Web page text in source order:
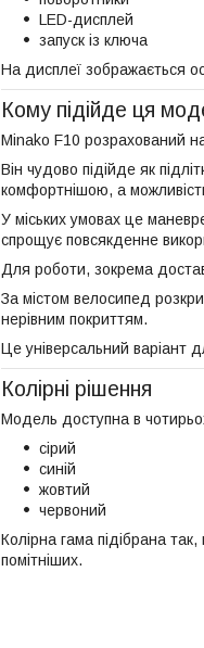
LED-дисплей
запуск із ключа
На дисплеї зображається
Кому підійде ця
Minako F10 розрахований
Він чудово підійде як
комфортнішою, а
У міських умовах це
спрощує повсякденне
Для роботи, зокрема
За містом велосипед
нерівним покриттям.
Це універсальний варіант
Колірні рішення
Модель доступна в
сірий
синій
жовтий
червоний
Колірна гама підібрана
помітніших.